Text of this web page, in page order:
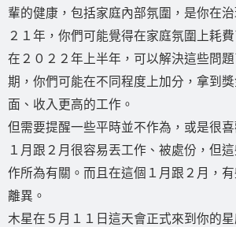
輩的健康，包括家庭內部氛圍，是你在
２１年，你們可能覺得在家庭氛圍上耗
在２０２２年上半年，可以解決這些問
期，你們可能在不同程度上加分，拿到
面、收入更高的工作。
但需要提醒一些平時並不作為，或是很喜
１月跟２月很容易丟工作、被處份，但
作所為有關。而且在這個１月跟２月，有
離異。
木星在５月１１日這天會正式來到你的